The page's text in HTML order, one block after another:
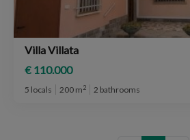
Villa Villata
€ 110.000
5 locals 200 m2 2 bathrooms